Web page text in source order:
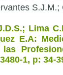
S.J.M.;
Lima
E.A:
1, p: 34-